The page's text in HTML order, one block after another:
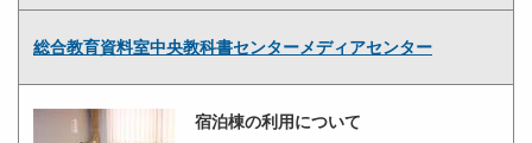
総合教育資料室中央教科書センターメディアセンター
宿泊棟の利用について